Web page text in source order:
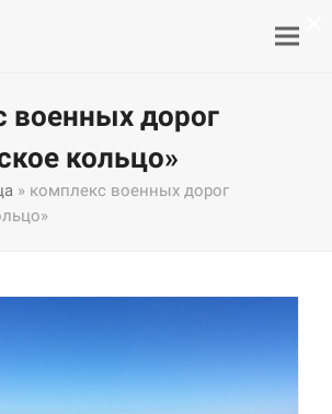
военных дорог
кольцо»
» комплекс военных дорог